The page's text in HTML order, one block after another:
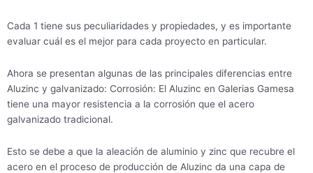
Cada 1 tiene sus peculiaridades y propiedades, y es importante
evaluar cuál es el mejor para cada proyecto en particular.
Ahora se presentan algunas de las principales diferencias entre
Aluzinc y galvanizado: Corrosión: El Aluzinc en Galerias Gamesa
tiene una mayor resistencia a la corrosión que el acero
galvanizado tradicional.
Esto se debe a que la aleación de aluminio y zinc que recubre el
acero en el proceso de producción de Aluzinc da una capa de